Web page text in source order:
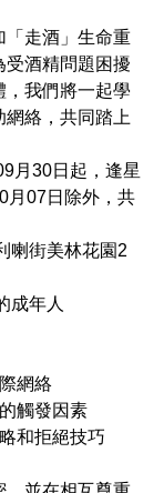
「走酒」生命重
受酒精問題困擾
，我們將一起學
網絡，共同踏上
月30日起，逢星
月07日除外，共
喇街美林花園2
成年人
網絡
觸發因素
和拒絕技巧